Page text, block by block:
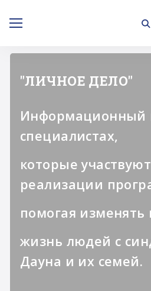
"ЛИЧНОЕ ДЕЛО"
Информационный
специалистах,
которые
реализации
помогая
жизнь людей с
Дауна и их семей.